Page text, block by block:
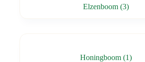
Elzenboom(3)
Honingboom(1)